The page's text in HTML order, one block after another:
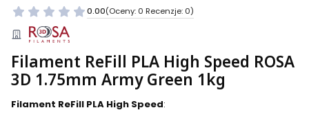
0.00(Oceny: 0 Recenzje: 0)
Filament ReFill PLA High Speed ROSA
3D 1.75mm Army Green 1kg
Filament ReFill PLA High Speed: